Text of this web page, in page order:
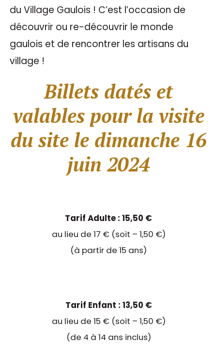
du Village Gaulois ! C’est l’occasion de
découvrir ou re-découvrir le monde
gaulois et de rencontrer les artisans du
village !
Billets datés et
valables pour la visite
du site le dimanche 16
juin 2024
Tarif Adulte : 15,50 €
au lieu de 17 € (soit – 1,50 €)
(à partir de 15 ans)
Tarif Enfant : 13,50 €
au lieu de 15 € (soit – 1,50 €)
(de 4 à 14 ans inclus)